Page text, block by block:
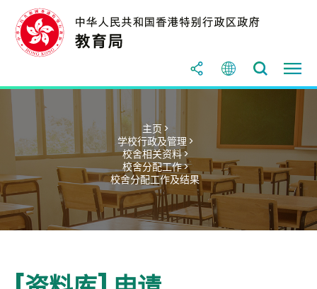
主页 >
学校行政及管理 >
校舍相关资料 >
校舍分配工作 >
校舍分配工作及结果